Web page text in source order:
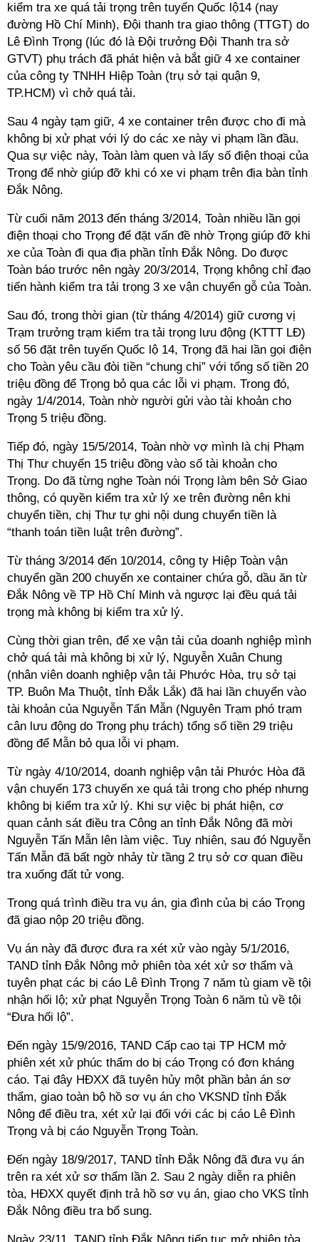
kiểm tra xe quá tải trọng trên tuyến Quốc lộ14 (nay
đường Hồ Chí Minh), Đội thanh tra giao thông (TTGT) do
Lê Đình Trọng (lúc đó là Đội trưởng Đội Thanh tra sở
GTVT) phụ trách đã phát hiện và bắt giữ 4 xe container
của công ty TNHH Hiệp Toàn (trụ sở tại quận 9,
TP.HCM) vì chở quá tải.
Sau 4 ngày tạm giữ, 4 xe container trên được cho đi mà
không bị xử phạt với lý do các xe này vi phạm lần đầu.
Qua sự việc này, Toàn làm quen và lấy số điện thoại của
Trọng để nhờ giúp đỡ khi có xe vi phạm trên địa bàn tỉnh
Đắk Nông.
Từ cuối năm 2013 đến tháng 3/2014, Toàn nhiều lần gọi
điện thoại cho Trọng để đặt vấn đề nhờ Trọng giúp đỡ khi
xe của Toàn đi qua địa phần tỉnh Đắk Nông. Do được
Toàn báo trước nên ngày 20/3/2014, Trọng không chỉ đạo
tiến hành kiểm tra tải trọng 3 xe vận chuyển gỗ của Toàn.
Sau đó, trong thời gian (từ tháng 4/2014) giữ cương vị
Trạm trưởng trạm kiểm tra tải trọng lưu động (KTTT LĐ)
số 56 đặt trên tuyến Quốc lộ 14, Trọng đã hai lần gọi điện
cho Toàn yêu cầu đòi tiền “chung chi” với tổng số tiền 20
triệu đồng để Trọng bỏ qua các lỗi vi phạm. Trong đó,
ngày 1/4/2014, Toàn nhờ người gửi vào tài khoản cho
Trọng 5 triệu đồng.
Tiếp đó, ngày 15/5/2014, Toàn nhờ vợ mình là chị Phạm
Thị Thư chuyển 15 triệu đồng vào số tài khoản cho
Trọng. Do đã từng nghe Toàn nói Trọng làm bên Sở Giao
thông, có quyền kiểm tra xử lý xe trên đường nên khi
chuyển tiền, chị Thư tự ghi nội dung chuyển tiền là
“thanh toán tiền luật trên đường”.
Từ tháng 3/2014 đến 10/2014, công ty Hiệp Toàn vận
chuyển gần 200 chuyến xe container chứa gỗ, dầu ăn từ
Đắk Nông về TP Hồ Chí Minh và ngược lại đều quá tải
trọng mà không bị kiểm tra xử lý.
Cùng thời gian trên, để xe vận tải của doanh nghiệp mình
chở quá tải mà không bị xử lý, Nguyễn Xuân Chung
(nhân viên doanh nghiệp vận tải Phước Hòa, trụ sở tại
TP. Buôn Ma Thuột, tỉnh Đắk Lắk) đã hai lần chuyển vào
tài khoản của Nguyễn Tấn Mẫn (Nguyên Trạm phó trạm
cân lưu động do Trọng phụ trách) tổng số tiền 29 triệu
đồng để Mẫn bỏ qua lỗi vi phạm.
Từ ngày 4/10/2014, doanh nghiệp vận tải Phước Hòa đã
vận chuyển 173 chuyến xe quá tải trọng cho phép nhưng
không bị kiểm tra xử lý. Khi sự việc bị phát hiện, cơ
quan cảnh sát điều tra Công an tỉnh Đắk Nông đã mời
Nguyễn Tấn Mẫn lên làm việc. Tuy nhiên, sau đó Nguyễn
Tấn Mẫn đã bất ngờ nhảy từ tầng 2 trụ sở cơ quan điều
tra xuống đất tử vong.
Trong quá trình điều tra vụ án, gia đình của bị cáo Trọng
đã giao nộp 20 triệu đồng.
Vụ án này đã được đưa ra xét xử vào ngày 5/1/2016,
TAND tỉnh Đắk Nông mở phiên tòa xét xử sơ thẩm và
tuyên phạt các bị cáo Lê Đình Trọng 7 năm tù giam về tội
nhận hối lộ; xử phạt Nguyễn Trọng Toàn 6 năm tù về tội
“Đưa hối lộ”.
Đến ngày 15/9/2016, TAND Cấp cao tại TP HCM mở
phiên xét xử phúc thẩm do bị cáo Trọng có đơn kháng
cáo. Tại đây HĐXX đã tuyên hủy một phần bản án sơ
thẩm, giao toàn bộ hồ sơ vụ án cho VKSND tỉnh Đắk
Nông để điều tra, xét xử lại đối với các bị cáo Lê Đình
Trọng và bị cáo Nguyễn Trọng Toàn.
Đến ngày 18/9/2017, TAND tỉnh Đắk Nông đã đưa vụ án
trên ra xét xử sơ thẩm lần 2. Sau 2 ngày diễn ra phiên
tòa, HĐXX quyết định trả hồ sơ vụ án, giao cho VKS tỉnh
Đắk Nông điều tra bổ sung.